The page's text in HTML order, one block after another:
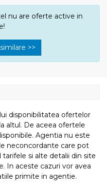
nu are oferte active in
>>
disponibilitatea ofertelor
altul. De aceea ofertele
Agentia nu este
neconcordante care pot
si alte detalii din site
In aceste cazuri vor avea
primite in agentie.